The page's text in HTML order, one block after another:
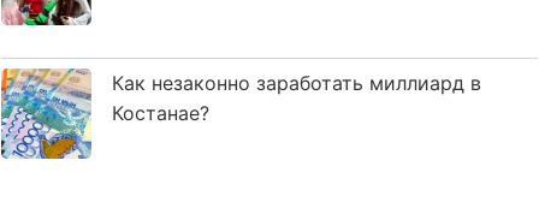
Как незаконно заработать миллиард в
Костанае?